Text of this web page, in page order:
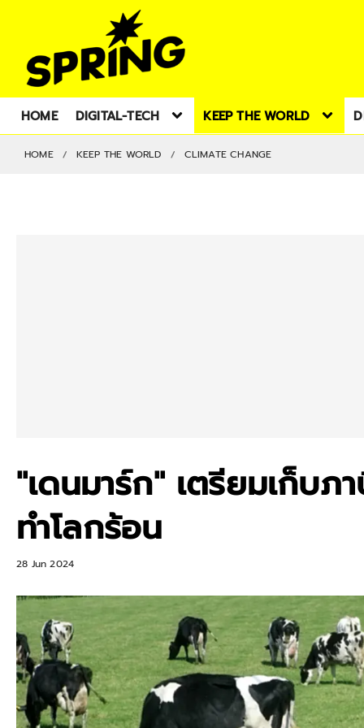
HOME DIGITAL-TECH KEEP THE WORLD
HOME KEEP THE WORLD CLIMATE CHANGE
"เดนมาร์ก" เตรียมเก็บ
ทำโลกร้อน
28 Jun 2024